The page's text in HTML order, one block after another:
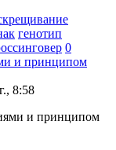
генотип
0
и принципом
8:58